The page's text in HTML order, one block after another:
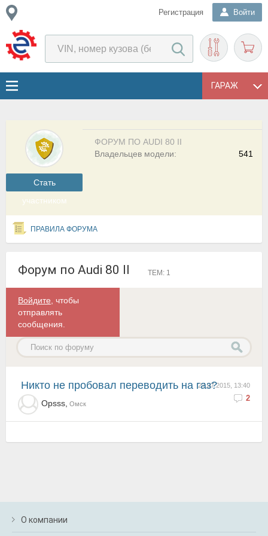
Регистрация Войти
ГАРАЖ
Cтать
участником
ФОРУМ ПО AUDI 80 II
541
Владельцев модели:
ПРАВИЛА ФОРУМА
Форум по Audi 80 II ТЕМ: 1
Войдите , чтобы
отправлять
сообщения.
27.07.2015, 13:40
2
Никто не пробовал переводить на газ?
Opsss, Омск
О компании